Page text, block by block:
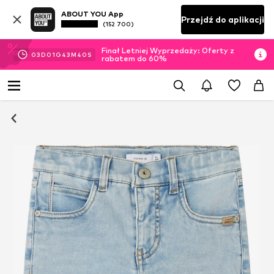
ABOUT YOU App
(152 700) Przejdź do aplikacji
03D 01 G 43M 40 S
Finał Letniej Wyprzedaży: Oferty z
rabatem do 60%